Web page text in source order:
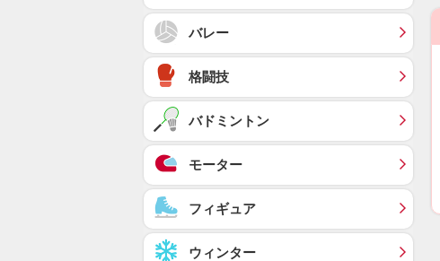
バレー
格闘技
バドミントン
モーター
フィギュア
ウィンター